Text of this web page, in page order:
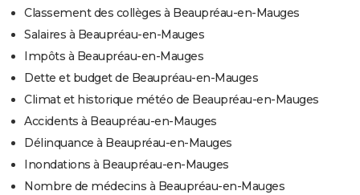
Classement des collèges à Beaupréau-en-Mauges
Salaires à Beaupréau-en-Mauges
Impôts à Beaupréau-en-Mauges
Dette et budget de Beaupréau-en-Mauges
Climat et historique météo de Beaupréau-en-Mauges
Accidents à Beaupréau-en-Mauges
Délinquance à Beaupréau-en-Mauges
Inondations à Beaupréau-en-Mauges
Nombre de médecins à Beaupréau-en-Mauges